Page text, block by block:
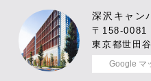
深沢キャン
〒158-0081
東京都世田
Google マ